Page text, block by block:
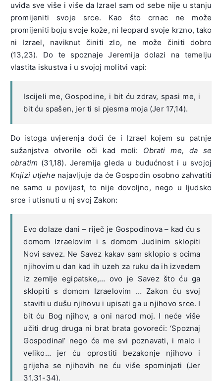
uviđa sve više i više da Izrael sam od sebe nije u stanju
promijeniti svoje srce. Kao što crnac ne može
promijeniti boju svoje kože, ni leopard svoje krzno, tako
ni Izrael, naviknut činiti zlo, ne može činiti dobro
(13,23). Do te spoznaje Jeremija dolazi na temelju
vlastita iskustva i u svojoj molitvi vapi:
Iscijeli me, Gospodine, i bit ću zdrav, spasi me, i
bit ću spašen, jer ti si pjesma moja (Jer 17,14).
Do istoga uvjerenja doći će i Izrael kojem su patnje
sužanjstva otvorile oči kad moli: Obrati me, da se
obratim (31,18). Jeremija gleda u budućnost i u svojoj
Knjizi utjehe najavljuje da će Gospodin osobno zahvatiti
ne samo u povijest, to nije dovoljno, nego u ljudsko
srce i utisnuti u nj svoj Zakon:
Evo dolaze dani – riječ je Gospodinova – kad ću s
domom Izraelovim i s domom Judinim sklopiti
Novi savez. Ne Savez kakav sam sklopio s ocima
njihovim u dan kad ih uzeh za ruku da ih izvedem
iz zemlje egipatske,… ovo je Savez što ću ga
sklopiti s domom Izraelovim … Zakon ću svoj
staviti u dušu njihovu i upisati ga u njihovo srce. I
bit ću Bog njihov, a oni narod moj. I neće više
učiti drug druga ni brat brata govoreći: ‘Spoznaj
Gospodina!’ nego će me svi poznavati, i malo i
veliko… jer ću oprostiti bezakonje njihovo i
grijeha se njihovih ne ću više spominjati (Jer
31,31-34).